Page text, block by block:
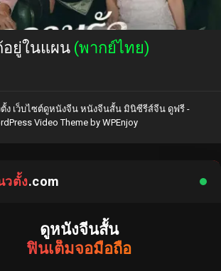
อยู่ในแผน (พากย์ไทย)
ง เว็บไซต์ดูหนังจีน หนังจีนสั้น มินิซีรีส์จีน ดูฟรี -
Video Themeby WPEnjoy
วตั้ง.com
ดูหนังจีนสั้น
ฟินเต็มจอมือถือ